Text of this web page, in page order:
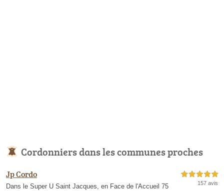
Cordonniers dans les communes proches
Jp Cordo
Dans le Super U Saint Jacques, en Face de l'Accueil 75
5,0 étoiles sur 5
157 avis